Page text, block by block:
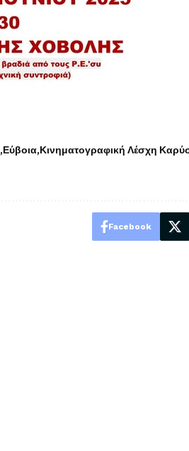
Εύβοια Κινηματογραφική Λέσχη
Facebook